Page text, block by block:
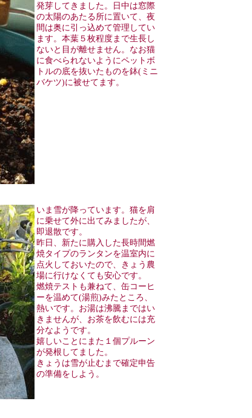
発芽してきました。日中は窓際
の太陽のあたる所に置いて、夜
間は奥に引っ込めて管理してい
ます。本葉５枚程度まで生長し
ないと目が離せません。なお猫
に食べられないようにペットボ
トルの底を抜いたものを鉢(ミニ
バケツ)に被せてます。
いま雪が降っています。猫を肩
に乗せて外に出てみましたが、
即退散です。
昨日、新たに購入した長時間燃
焼タイプのランタンを温室内に
点火しておいたので、きょう農
場に行けなくても安心です。
燃焼テストも兼ねて、缶コーヒ
ーを温めて(湯煎)みたところ、
熱いです。お湯は沸騰まではい
きませんが、お茶を飲むには充
分なようです。
嬉しいことにまた１個プルーン
が発根してました。
きょうは雪が止むまで確定申告
の準備をしよう。